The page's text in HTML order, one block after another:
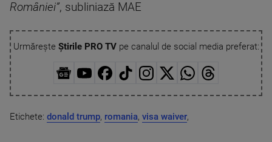
României”, subliniază MAE
Urmărește Știrile PRO TVpe canalul de social media preferat:
Etichete: donald trump, romania, visa waiver,